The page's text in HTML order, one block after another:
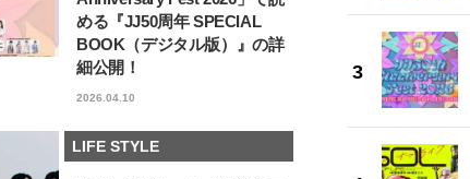
める『JJ50周年 SPECIAL
BOOK（デジタル版）』の詳
細公開！
2026.04.10
LIFE STYLE